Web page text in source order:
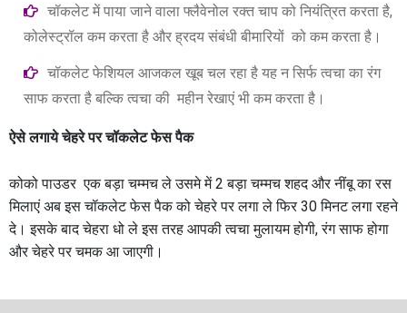
चॉकलेट में पाया जाने वाला फ्लैवेनोल रक्त चाप को नियंत्रित करता है,
कोलेस्ट्रॉल कम करता है और ह्रदय संबंधी बीमारियों को कम करता है।
चॉकलेट फेशियल आजकल खूब चल रहा है यह न सिर्फ त्वचा का रंग
साफ करता है बल्कि त्वचा की महीन रेखाएं भी कम करता है।
ऐसे लगाये चेहरे पर चॉकलेट फेस पैक
कोको पाउडर एक बड़ा चम्मच ले उसमे में 2 बड़ा चम्मच शहद और नींबू का रस
मिलाएं अब इस चॉकलेट फेस पैक को चेहरे पर लगा ले फिर 30 मिनट लगा रहने
दे। इसके बाद चेहरा धो ले इस तरह आपकी त्वचा मुलायम होगी, रंग साफ होगा
और चेहरे पर चमक आ जाएगी।